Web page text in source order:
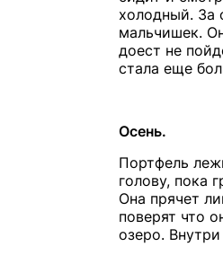
холодный. За
мальчишек.
доест не
стала еще
Осень.
Портфель
голову, пока
Она прячет
поверят что
озеро.